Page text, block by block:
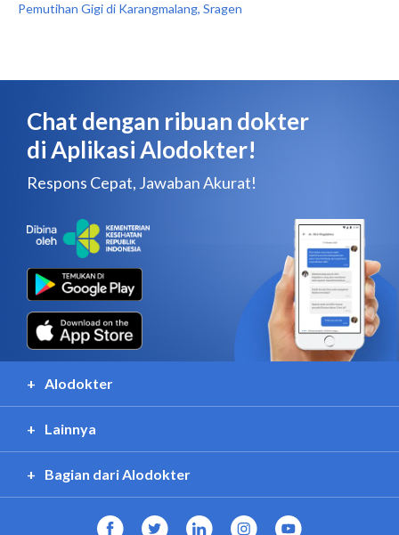
Pemutihan Gigi di Karangmalang, Sragen